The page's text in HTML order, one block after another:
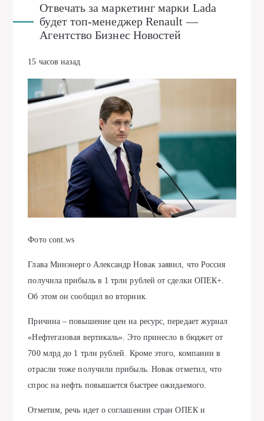
Отвечать за маркетинг марки Lada
будет топ-менеджер Renault —
Агентство Бизнес Новостей
15 часов назад
Фото cont.ws
Глава Минэнерго Александр Новак заявил, что Россия
получила прибыль в 1 трлн рублей от сделки ОПЕК+.
Об этом он сообщил во вторник.
Причина – повышение цен на ресурс, передает журнал
«Нефтегазовая вертикаль». Это принесло в бюджет от
700 млрд до 1 трлн рублей. Кроме этого, компании в
отрасли тоже получили прибыль. Новак отметил, что
спрос на нефть повышается быстрее ожидаемого.
Отметим, речь идет о соглашении стран ОПЕК и